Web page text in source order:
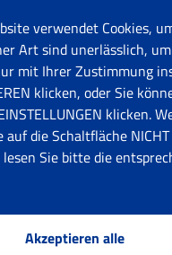
verwendet Cookies,
Art sind unerlässlich,
mit Ihrer Zustimmung
klicken, oder Sie
klicken.
auf die Schaltfläche
Sie bitte die
Akzeptieren alle